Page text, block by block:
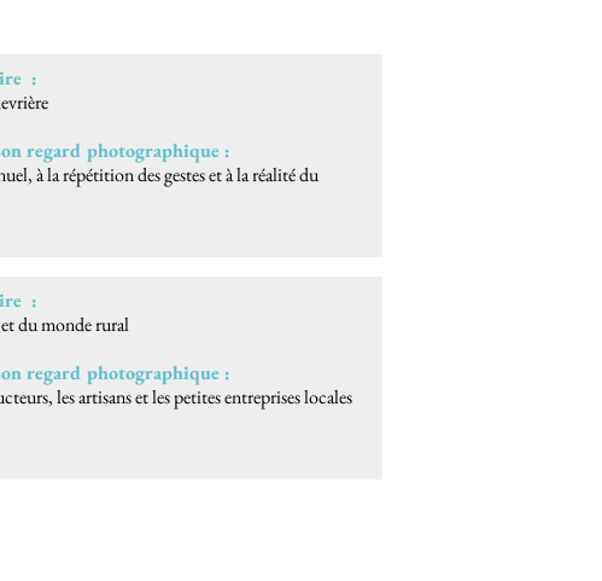
:
regard photographique :
à la répétition des gestes et à la réalité du
:
du monde rural
regard photographique :
les artisans et les petites entreprises locales